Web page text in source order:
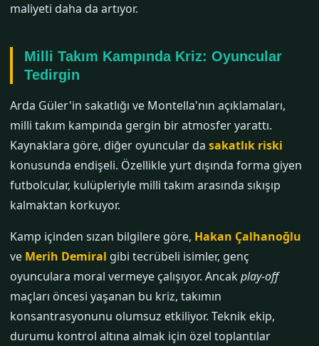
maliyeti daha da artıyor.
Milli Takım Kampında Kriz: Oyuncular
Tedirgin
Arda Güler'in sakatlığı ve Montella'nın açıklamaları,
milli takım kampında gergin bir atmosfer yarattı.
Kaynaklara göre, diğer oyuncular da sakatlık riski
konusunda endişeli. Özellikle yurt dışında forma giyen
futbolcular, kulüpleriyle milli takım arasında sıkışıp
kalmaktan korkuyor.
Kamp içinden sızan bilgilere göre, Hakan Çalhanoğlu
ve Merih Demiral gibi tecrübeli isimler, genç
oyunculara moral vermeye çalışıyor. Ancakplay-off
maçları öncesi yaşanan bu kriz, takımın
konsantrasyonunu olumsuz etkiliyor. Teknik ekip,
durumu kontrol altına almak için özel toplantılar